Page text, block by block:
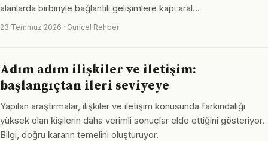
alanlarda birbiriyle bağlantılı gelişimlere kapı aral…
23 Temmuz 2026 · Güncel Rehber
Adım adım ilişkiler ve iletişim:
başlangıçtan ileri seviyeye
Yapılan araştırmalar, ilişkiler ve iletişim konusunda farkındalığı
yüksek olan kişilerin daha verimli sonuçlar elde ettiğini gösteriyor.
Bilgi, doğru kararın temelini oluşturuyor.